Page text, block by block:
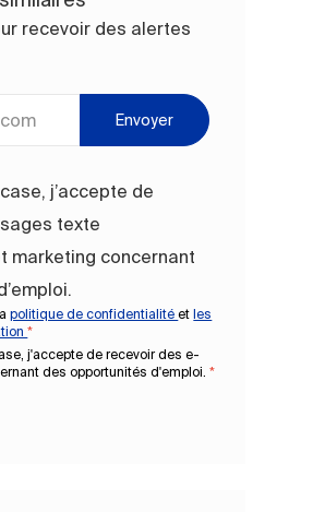
recevoir des alertes
j’accepte de
texte
marketing concernant
politique de confidentialitéetles
*
j'accepte de recevoir des e-
des opportunités d'emploi. *
Envoyer